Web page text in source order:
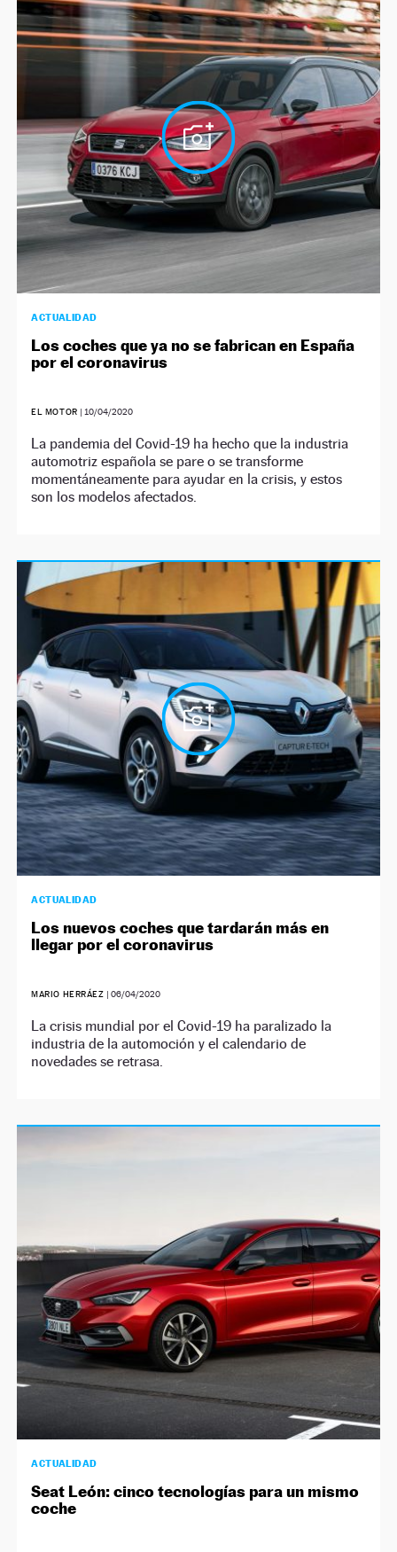
ACTUALIDAD
Los coches que ya no se fabrican en España
por el coronavirus
EL MOTOR | 10/04/2020
La pandemia del Covid-19 ha hecho que la industria
automotriz española se pare o se transforme
momentáneamente para ayudar en la crisis, y estos
son los modelos afectados.
ACTUALIDAD
Los nuevos coches que tardarán más en
llegar por el coronavirus
MARIO HERRÁEZ | 06/04/2020
La crisis mundial por el Covid-19 ha paralizado la
industria de la automoción y el calendario de
novedades se retrasa.
ACTUALIDAD
Seat León: cinco tecnologías para un mismo
coche